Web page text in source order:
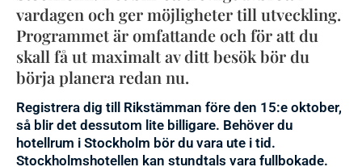
vardagen och ger möjligheter till utveckling.
Programmet är omfattande och för att du
skall få ut maximalt av ditt besök bör du
börja planera redan nu.
Registrera dig till Rikstämman före den 15:e oktober,
så blir det dessutom lite billigare. Behöver du
hotellrum i Stockholm bör du vara ute i tid.
Stockholmshotellen kan stundtals vara fullbokade.